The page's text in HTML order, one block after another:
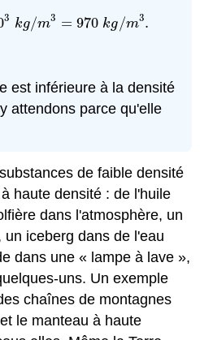
3 kg/m3 = 970 kg/m3.
103kg/m 3= 970kg/m3.
est inférieure à la densité
attendons parce qu'elle
de faible densité
haute densité : de l'huile
dans l'atmosphère, un
iceberg dans de l'eau
dans une « lampe à lave »,
uns. Un exemple
chaînes de montagnes
le manteau à haute